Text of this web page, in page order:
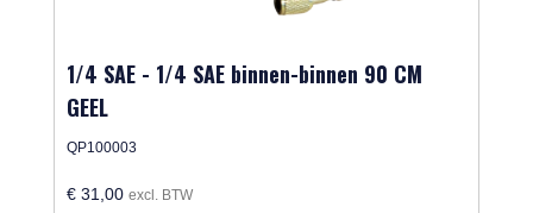
1/4 SAE - 1/4 SAE binnen-binnen 90 CM
GEEL
QP100003
€ 31,00 excl. BTW